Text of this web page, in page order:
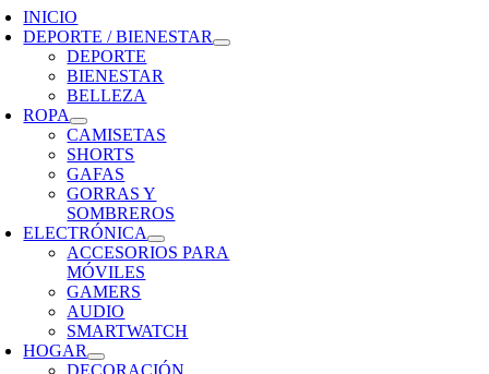
INICIO
DEPORTE / BIENESTAR
DEPORTE
BIENESTAR
BELLEZA
ROPA
CAMISETAS
SHORTS
GAFAS
GORRAS Y
SOMBREROS
ELECTRÓNICA
ACCESORIOS PARA
MÓVILES
GAMERS
AUDIO
SMARTWATCH
HOGAR
DECORACIÓN